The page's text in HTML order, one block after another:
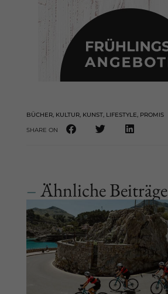
BÜCHER, KULTUR, KUNST, LIFESTYLE, PROMIS
SHARE ON
–Ähnliche Beiträge